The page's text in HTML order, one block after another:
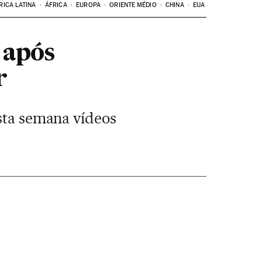
LATINA ÁFRICA EUROPA ORIENTE MÉDIO CHINA EUA
semana vídeos